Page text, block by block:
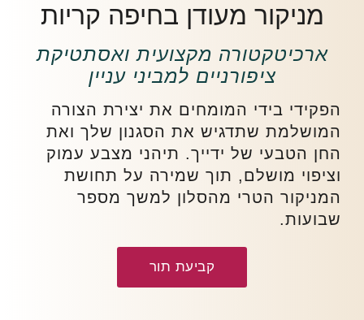
מניקור מעודן בחיפה קריות
ארכיטקטורה מקצועית ואסתטיקת
ציפורניים למביני עניין
הפקידי בידי המומחים את יצירת הצורה
המושלמת שתדגיש את הסגנון שלך ואת
החן הטבעי של ידייך. תיהני מצבע עמוק
וציפוי מושלם, תוך שמירה על תחושת
המניקור הטרי מהסלון למשך מספר
שבועות.
קביעת תור